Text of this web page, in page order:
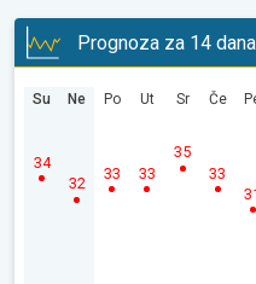
Prognoza za 14 dana
Su
34
Ne
32
Po
33
Ut
33
Sr
35
Če
33